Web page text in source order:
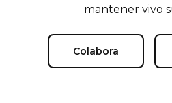
mantener vivo
Colabora